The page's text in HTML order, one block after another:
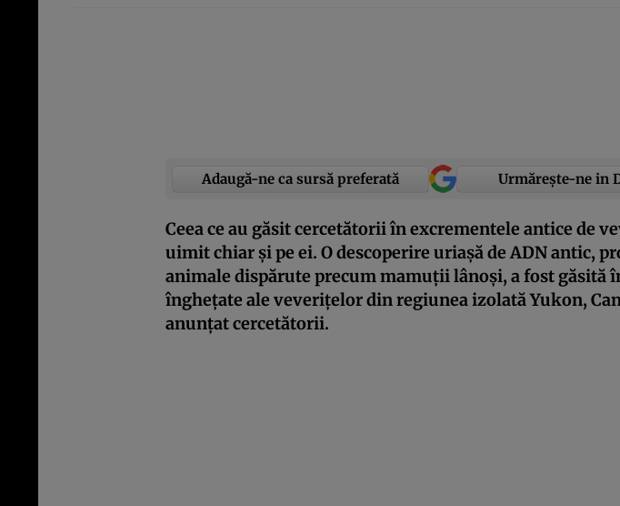
Adaugă-ne ca sursă preferată Urmărește-ne in
Ceea ce au găsit cercetătorii în excrementele antice de
uimit chiar și pe ei. O descoperire uriașă de ADN antic,
animale dispărute precum mamuții lânoși, a fost găsită
înghețate ale veverițelor din regiunea izolată Yukon,
anunțat cercetătorii.